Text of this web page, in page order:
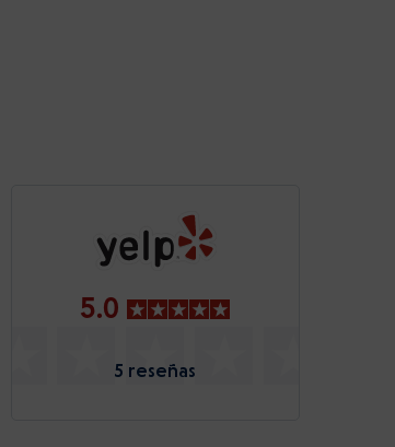
5.0
5 reseñas